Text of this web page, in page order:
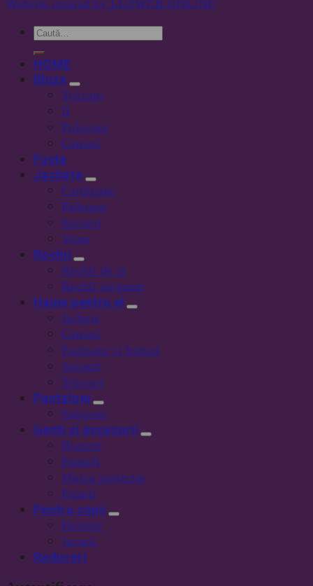
Website created by LUPWEB ONLINE
HOME
Bluze
Tricouri
II
Pulovere
Camasi
Fuste
Jachete
Cardigane
Paltoane
Sacouri
Veste
Rochii
Rochii de zi
Rochii elegante
Haine pentru el
Jachete
Camasi
Papioane si butoni
Sacouri
Tricouri
Pantaloni
Salopete
Genti si accesorii
Borsete
Pantofi
Masca protectie
Palarii
Pentru copii
Hainute
Jucarii
Reduceri